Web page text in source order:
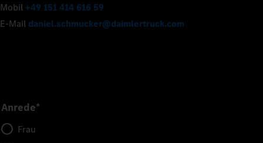
Mobil+49 151 414 616 59
E-Mail daniel.schmucker@daimlertruck.com
Anrede*
Frau